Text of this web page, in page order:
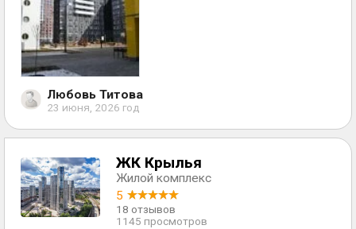
Любовь Титова
23 июня, 2026 год
ЖК Крылья
Жилой комплекс
5
18 отзывов
1145 просмотров